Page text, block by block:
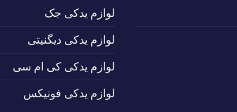
لوازم یدکی جک
لوازم یدکی دیگنیتی
لوازم یدکی کی ام سی
لوازم یدکی فونیکس